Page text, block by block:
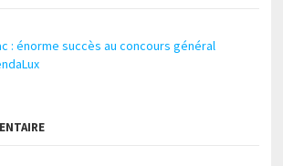
: énorme succès au concours général